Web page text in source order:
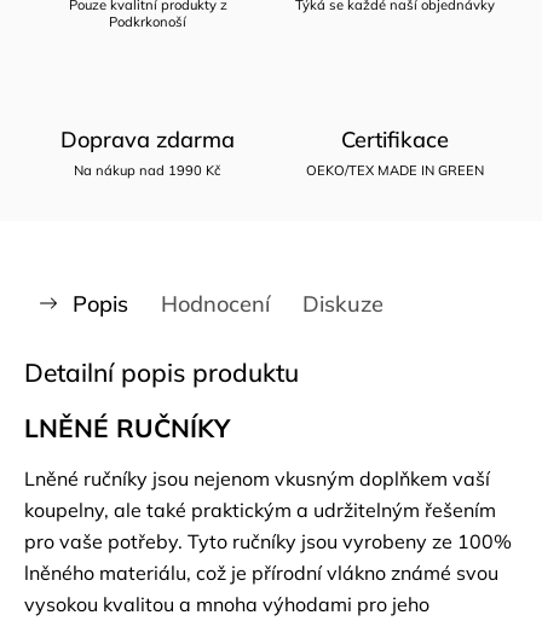
Pouze kvalitní produkty z
Podkrkonoší
Týká se každé naší objednávky
Doprava zdarma
Na nákup nad 1990 Kč
Certifikace
OEKO/TEX MADE IN GREEN
Popis Hodnocení Diskuze
Detailní popis produktu
LNĚNÉ RUČNÍKY
Lněné ručníky jsou nejenom vkusným doplňkem vaší
koupelny, ale také praktickým a udržitelným řešením
pro vaše potřeby. Tyto ručníky jsou vyrobeny ze 100%
lněného materiálu, což je přírodní vlákno známé svou
vysokou kvalitou a mnoha výhodami pro jeho